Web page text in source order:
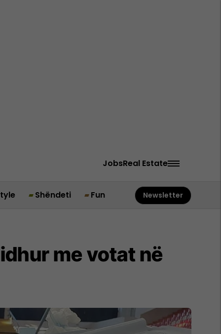
JobsReal Estate
Shëndeti Fun Newsletter
me votat në